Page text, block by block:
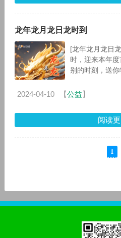
龙年龙月龙日龙时到
[龙年龙月龙日
时，迎来本年
别的时刻，送你
2024-04-10 【公益】
阅读
1